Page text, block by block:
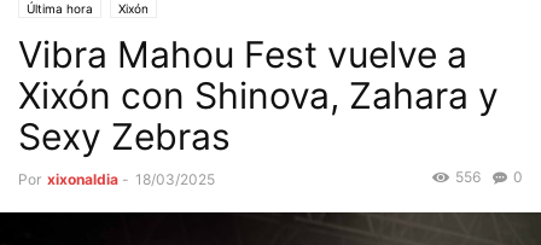
Última hora Xixón
Vibra Mahou Fest vuelve a
Xixón con Shinova, Zahara y
Sexy Zebras
Por xixonaldia - 18/03/2025 0
556